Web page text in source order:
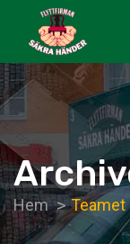
Hem Teamet